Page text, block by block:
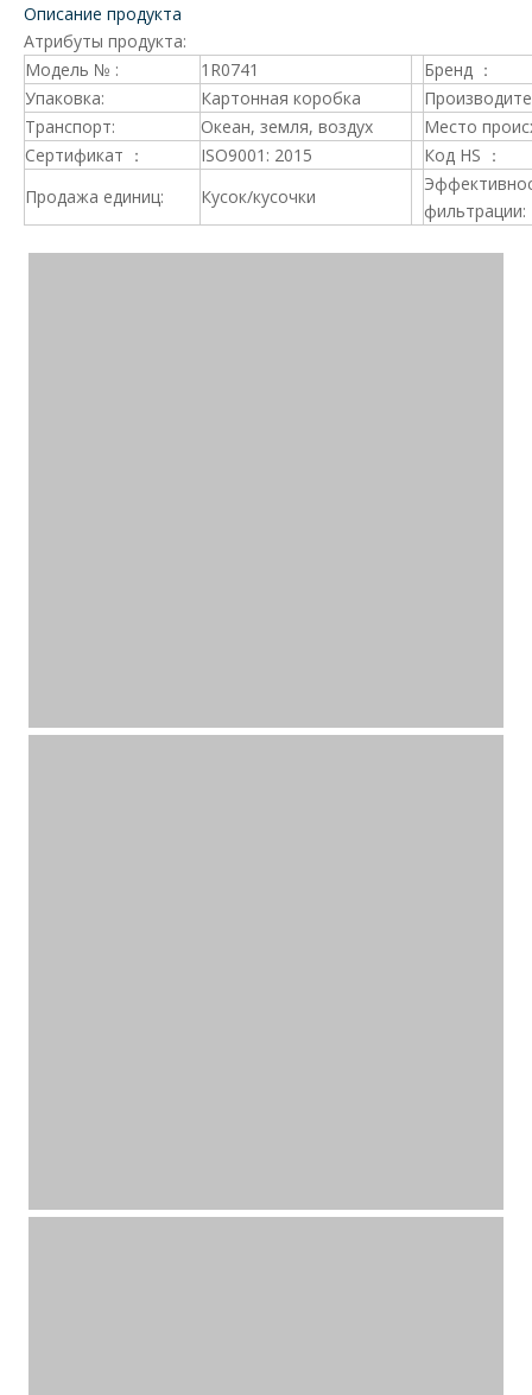
Описание продукта
Атрибуты продукта:
Модель № :
1R0741
Бренд ：
Упаковка:
Картонная коробка
Транспорт:
Океан, земля, воздух
Место
Сертификат ：
ISO9001: 2015
Код HS ：
Продажа единиц:
Кусок/кусочки
фильтрации: